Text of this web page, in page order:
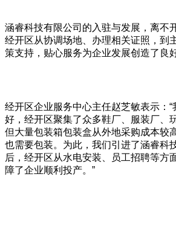
涵睿科技有限公司的入驻与发展，离不
经开区从协调场地、办理相关证照，到
策支持，贴心服务为企业发展创造了良
经开区企业服务中心主任赵芝敏表示：“
好，经开区聚集了众多鞋厂、服装厂、
但大量包装箱包装盒从外地采购成本较
也需要包装。为此，我们引进了涵睿科
后，经开区从水电安装、员工招聘等方
障了企业顺利投产。”